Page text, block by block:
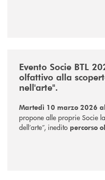
Evento Socie BTL
olfattivo alla
nell'arte".
Martedì 10 marzo 2026
propone alle proprie Socie
dell’arte”, inedito percorso